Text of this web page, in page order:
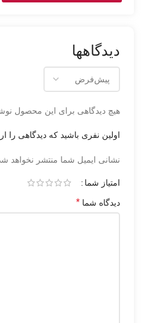
دیدگاهها
هیچ دیدگاهی برای این محصول
اولین نفری باشید که دیدگاهی را ارسال
نشانی ایمیل شما منتشر نخواهد
امتیاز شما
دیدگاه شما *